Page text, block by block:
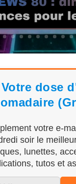
dose
votre e-
soir le
lunettes,
tutos et